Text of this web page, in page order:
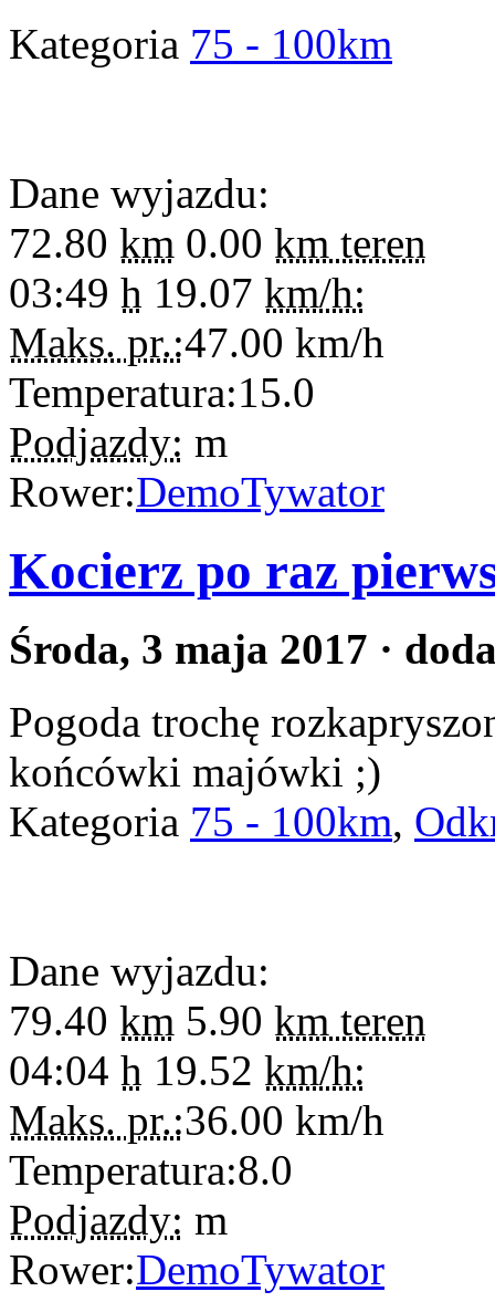
Kategoria 75 - 100km
Dane wyjazdu:
72.80 km 0.00 km teren
03:49 h 19.07 km/h:
Maks. pr.:47.00 km/h
Temperatura:15.0
Podjazdy: m
Rower:DemoTywator
Kocierz po raz
Środa, 3 maja 2017 ·
Pogoda trochę
końcówki majówki ;)
Kategoria 75 - 100km,
Dane wyjazdu:
79.40 km 5.90 km teren
04:04 h 19.52 km/h:
Maks. pr.:36.00 km/h
Temperatura:8.0
Podjazdy: m
Rower:DemoTywator